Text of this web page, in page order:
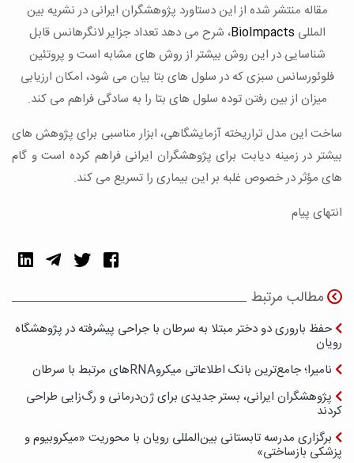
مقاله منتشر شده از این دستاورد پژوهشگران ایرانی در نشریه بین
المللی BioImpacts، شرح می دهد تعداد جزایر لانگرهانس قابل
شناسایی در این روش بیشتر از روش های مشابه است و پروتئین
فلوئورسانس سبزی که در سلول های بتا بیان می شود، امکان ارزیابی
میزان از بین رفتن توده سلول های بتا را به سادگی فراهم می کند.
ساخت این مدل تراریخته آزمایشگاهی، ابزار مناسبی برای پژوهش های
بیشتر در زمینه دیابت برای پژوهشگران ایرانی فراهم کرده است و گام
های مؤثر در خصوص غلبه بر این بیماری را تسریع می کند.
انتهای پیام
مطالب مرتبط
حفظ باروری دو دختر مبتلا به سرطان با جراحی پیشرفته در پژوهشگاه
رویان
نامیرا؛ جامع‌ترین بانک اطلاعاتی میکروRNAهای مرتبط با سرطان
پژوهشگران ایرانی، بستر جدیدی برای ژن‌درمانی و رگ‌زایی طراحی
کردند
برگزاری مدرسه تابستانی بین‌المللی رویان با محوریت «میکروبیوم و
پزشکی بازساختی»